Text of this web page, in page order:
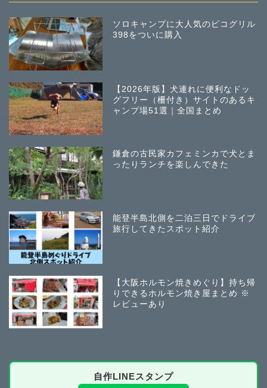
ソロキャンプに大人気のピコグリル
398をついに購入
【2026年版】犬連れに便利なドッ
グフリー（柵付き）サイトのあるキ
ャンプ場51選｜全国まとめ
鎌倉の古民家カフェミンカで犬とま
ったりランチを楽しんできた
能登半島北側を二泊三日でドライブ
旅行してきたスポット紹介
【大阪ホルモン焼きめぐり】持ち帰
りできるホルモン焼き屋まとめ ※
レビューあり
自作LINEスタンプ